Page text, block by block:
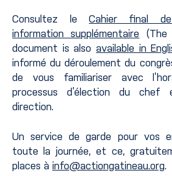
Consultez leCahier final
information supplémentaire
document is also available in
informé du déroulement du
de vous familiariser avec
processus d’élection du
direction.
Un service de garde pour vos
toute la journée, et ce,
places à info@actiongatineau.org.